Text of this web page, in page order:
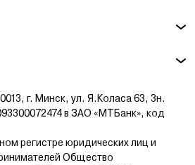
г. Минск, ул. Я.Коласа 63, 3н.
в ЗАО «МТБанк», код
регистре юридических лиц и
Общество